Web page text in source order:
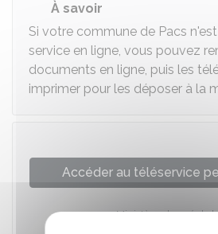
À savoir
Si votre commune de Pacs
service en ligne, vous pouvez
documents en ligne, puis les
imprimer pour les déposer à la
Accéder au téléservice
Ministère chargé de